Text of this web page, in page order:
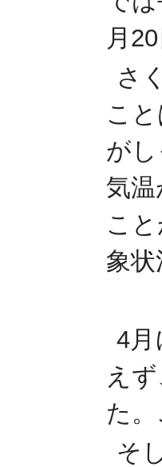
月
さ
こ
が
気
こ
象
4月
え
た
そ